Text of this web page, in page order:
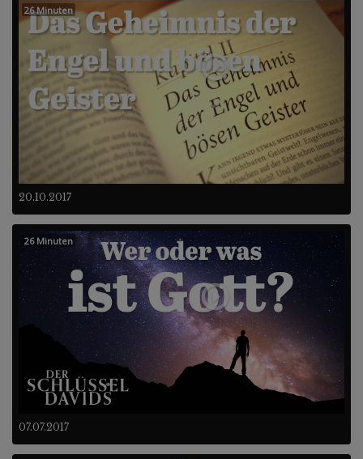
20.10.2017
26 Minuten
07.07.2017
26 Minuten